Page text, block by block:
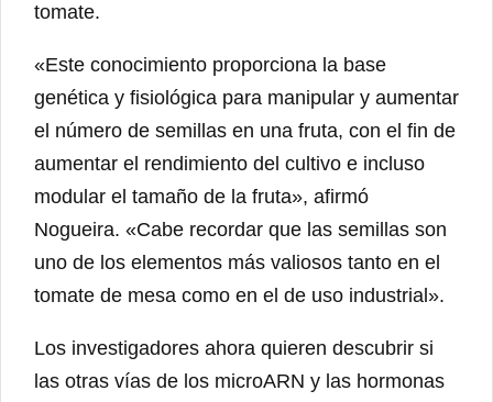
tomate.
«Este conocimiento proporciona la base
genética y fisiológica para manipular y aumentar
el número de semillas en una fruta, con el fin de
aumentar el rendimiento del cultivo e incluso
modular el tamaño de la fruta», afirmó
Nogueira. «Cabe recordar que las semillas son
uno de los elementos más valiosos tanto en el
tomate de mesa como en el de uso industrial».
Los investigadores ahora quieren descubrir si
las otras vías de los microARN y las hormonas